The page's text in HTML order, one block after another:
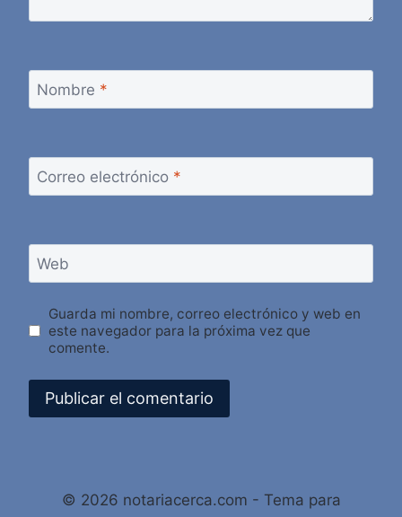
Nombre *
Correo electrónico *
Web
Guarda mi nombre, correo electrónico y web en
este navegador para la próxima vez que
comente.
© 2026 notariacerca.com - Tema para